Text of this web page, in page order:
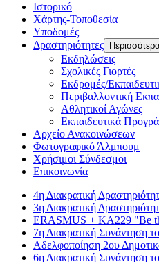
Ιστορικό
Χάρτης-Τοποθεσία
Υποδομές
Δραστηριότητες
Εκδηλώσεις
Σχολικές Γιορτές
Εκδρομές/
Περιβαλλοντική
Αθλητικοί Αγώνες
Εκπαιδευτικά
Αρχείο Ανακοινώσεων
Φωτογραφικό Άλμπουμ
Χρήσιμοι Σύνδεσμοι
Επικοινωνία
4η Διακρατική
3η Διακρατική
ERASMUS + KA229 "Be
7η Διακρατική Συνάντηση
Αδελφοποίηση 2ου
6η Διακρατική Συνάντηση